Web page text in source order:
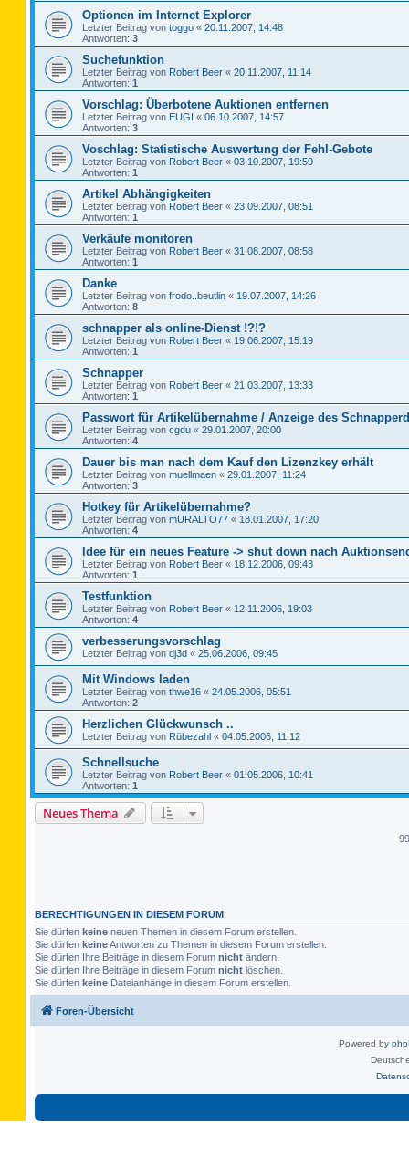
Optionen im Internet Explorer
Letzter Beitrag von toggo « 20.11.2007, 14:48
Antworten: 3
Suchefunktion
Letzter Beitrag von Robert Beer « 20.11.2007, 11:14
Antworten: 1
Vorschlag: Überbotene Auktionen entfernen
Letzter Beitrag von EUGI « 06.10.2007, 14:57
Antworten: 3
Voschlag: Statistische Auswertung der Fehl-Gebote
Letzter Beitrag von Robert Beer « 03.10.2007, 19:59
Antworten: 1
Artikel Abhängigkeiten
Letzter Beitrag von Robert Beer « 23.09.2007, 08:51
Antworten: 1
Verkäufe monitoren
Letzter Beitrag von Robert Beer « 31.08.2007, 08:58
Antworten: 1
Danke
Letzter Beitrag von frodo..beutlin « 19.07.2007, 14:26
Antworten: 8
schnapper als online-Dienst !?!?
Letzter Beitrag von Robert Beer « 19.06.2007, 15:19
Antworten: 1
Schnapper
Letzter Beitrag von Robert Beer « 21.03.2007, 13:33
Antworten: 1
Passwort für Artikelübernahme / Anzeige des
Letzter Beitrag von cgdu « 29.01.2007, 20:00
Antworten: 4
Dauer bis man nach dem Kauf den Lizenzkey erhält
Letzter Beitrag von muellmaen « 29.01.2007, 11:24
Antworten: 3
Hotkey für Artikelübernahme?
Letzter Beitrag von mURALTO77 « 18.01.2007, 17:20
Antworten: 4
Idee für ein neues Feature -> shut down nach
Letzter Beitrag von Robert Beer « 18.12.2006, 09:43
Antworten: 1
Testfunktion
Letzter Beitrag von Robert Beer « 12.11.2006, 19:03
Antworten: 4
verbesserungsvorschlag
Letzter Beitrag von dj3d « 25.06.2006, 09:45
Mit Windows laden
Letzter Beitrag von thwe16 « 24.05.2006, 05:51
Antworten: 2
Herzlichen Glückwunsch ..
Letzter Beitrag von Rübezahl « 04.05.2006, 11:12
Schnellsuche
Letzter Beitrag von Robert Beer « 01.05.2006, 10:41
Antworten: 1
Neues Thema
BERECHTIGUNGEN IN DIESEM FORUM
Sie dürfen keine neuen Themen in diesem Forum erstellen.
Sie dürfen keineAntworten zu Themen in diesem Forum erstellen.
Sie dürfen Ihre Beiträge in diesem Forum nicht ändern.
Sie dürfen Ihre Beiträge in diesem Forum nicht löschen.
Sie dürfen keine Dateianhänge in diesem Forum erstellen.
Foren-Übersicht
Powered by